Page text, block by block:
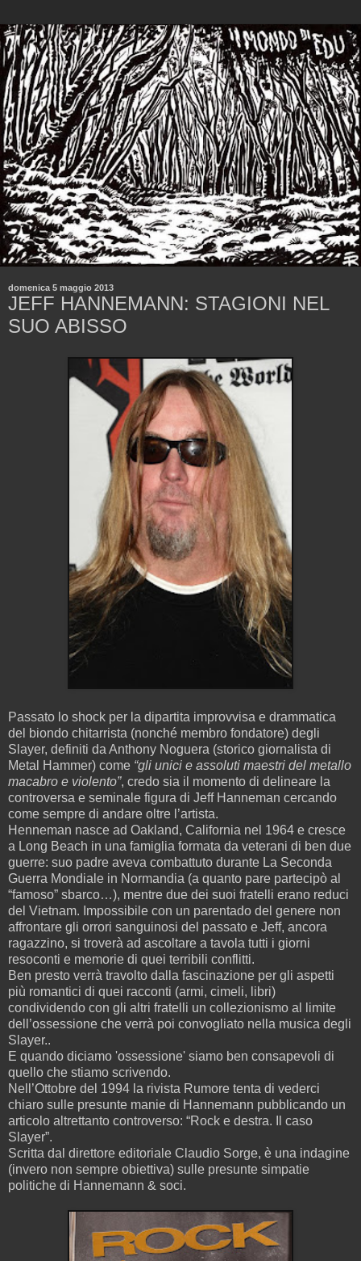
domenica 5 maggio 2013
JEFF HANNEMANN: STAGIONI NEL
SUO ABISSO
Passato lo shock per la dipartita improvvisa e drammatica
del biondo chitarrista (nonché membro fondatore) degli
Slayer, definiti da Anthony Noguera (storico giornalista di
Metal Hammer) come “gli unici e assoluti maestri del metallo
macabro e violento”, credo sia il momento di delineare la
controversa e seminale figura di Jeff Hanneman cercando
come sempre di andare oltre l’artista.
Henneman nasce ad Oakland, California nel 1964 e cresce
a Long Beach in una famiglia formata da veterani di ben due
guerre: suo padre aveva combattuto durante La Seconda
Guerra Mondiale in Normandia (a quanto pare partecipò al
“famoso” sbarco…), mentre due dei suoi fratelli erano reduci
del Vietnam. Impossibile con un parentado del genere non
affrontare gli orrori sanguinosi del passato e Jeff, ancora
ragazzino, si troverà ad ascoltare a tavola tutti i giorni
resoconti e memorie di quei terribili conflitti.
Ben presto verrà travolto dalla fascinazione per gli aspetti
più romantici di quei racconti (armi, cimeli, libri)
condividendo con gli altri fratelli un collezionismo al limite
dell’ossessione che verrà poi convogliato nella musica degli
Slayer..
E quando diciamo 'ossessione' siamo ben consapevoli di
quello che stiamo scrivendo.
Nell’Ottobre del 1994 la rivista Rumore tenta di vederci
chiaro sulle presunte manie di Hannemann pubblicando un
articolo altrettanto controverso: “Rock e destra. Il caso
Slayer”.
Scritta dal direttore editoriale Claudio Sorge, è una indagine
(invero non sempre obiettiva) sulle presunte simpatie
politiche di Hannemann & soci.